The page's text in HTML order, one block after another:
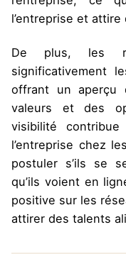
l’entreprise et
De plus, les
significativement
offrant un aperçu
valeurs et des
visibilité
l’entreprise chez
postuler s’ils se
qu’ils voient en
positive sur les
attirer des talents